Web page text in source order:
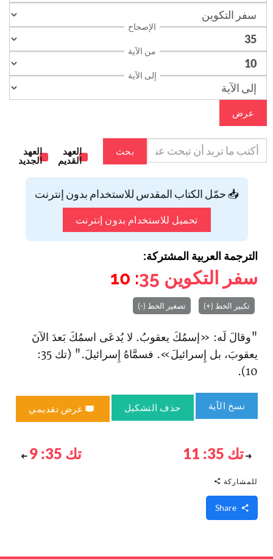
الإصحاح
من الآية
إلى الآية
عرض
بحث
العهد
القديم
العهد
الجديد
📥 حمّل الكتاب المقدس للاستخدام بدون إنترنت
تحميل للاستخدام بدون إنترنت
الترجمة العربية المشتركة:
سفر التكوين 35
: 10
تكبير الخط (+) تصغير الخط (-)
"وقالَ لَه: «إسمُكَ يعقوبُ. لا يُدعَى ا‏سمُكَ بَعدَ الآنَ
يعقوبَ، بل إِسرائيلَ». فسمَّاهُ إِسرائيلَ‌." (تك 35:
10).
نسخ الآية حذف التشكيل عرض تقديمي
تك 35: 11 تك 35: 9
للمشاركة